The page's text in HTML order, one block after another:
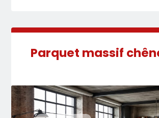
Parquet massif